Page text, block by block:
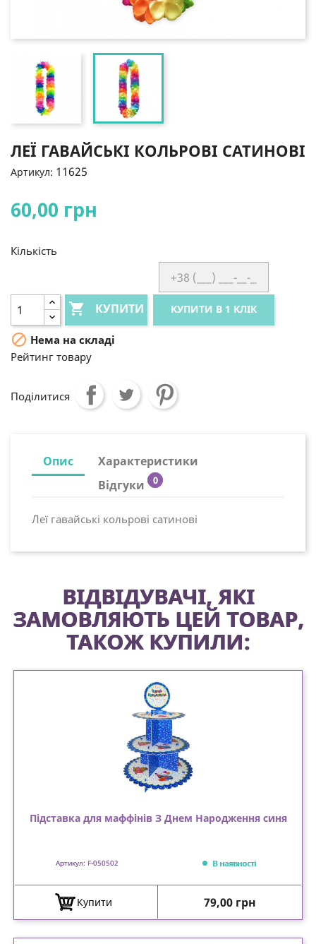
ЛЕЇ ГАВАЙСЬКІ КОЛЬРОВІ САТИНОВІ
Артикул: 11625
60,00 грн
Кількість
 КУПИТИ КУПИТИ В 1 КЛІК
 Нема на складі
Рейтинг товару
Поділитися
Опис
Характеристики
Відгуки
0
Леї гавайські кольрові сатинові
ВІДВІДУВАЧІ, ЯКІ
ЗАМОВЛЯЮТЬ ЦЕЙ ТОВАР,
ТАКОЖ КУПИЛИ:
Підставка для маффінів З Днем Народження синя
Артикул: F-050502 В наявності
Купити Ціна
79,00 грн